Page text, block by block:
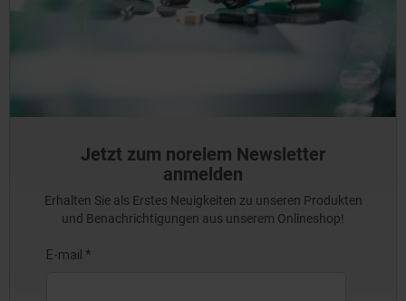
Jetzt zum norelem Newsletter
anmelden
Erhalten Sie als Erstes Neuigkeiten zu unseren Produkten
und Benachrichtigungen aus unserem Onlineshop!